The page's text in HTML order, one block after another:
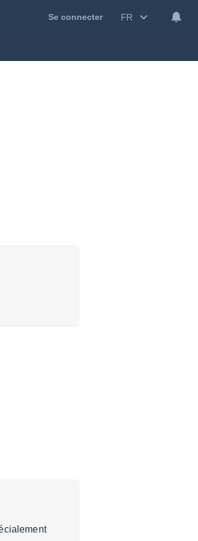
Se connecter FR